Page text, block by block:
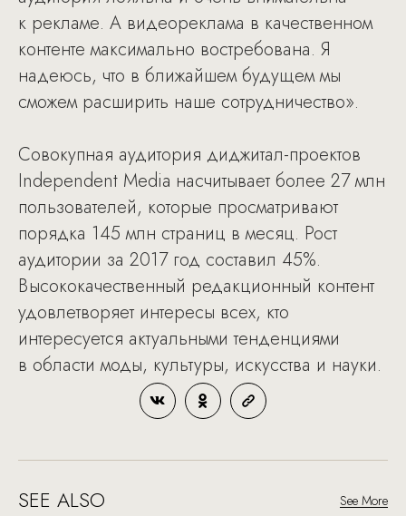
к рекламе. А видеореклама в качественном
контенте максимально востребована. Я
надеюсь, что в ближайшем будущем мы
сможем расширить наше сотрудничество».
Совокупная аудитория диджитал-проектов
Independent Media насчитывает более 27 млн
пользователей, которые просматривают
порядка 145 млн страниц в месяц. Рост
аудитории за 2017 год составил 45%.
Высококачественный редакционный контент
удовлетворяет интересы всех, кто
интересуется актуальными тенденциями
в области моды, культуры, искусства и науки.
SEE ALSO See More